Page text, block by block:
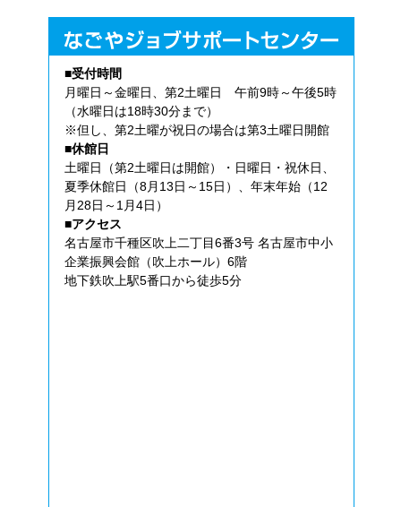
■受付時間
月曜日～金曜日、第2土曜日 午前9時～午後5時
（水曜日は18時30分まで）
※但し、第2土曜が祝日の場合は第3土曜日開館
■休館日
土曜日（第2土曜日は開館）・日曜日・祝休日、
夏季休館日（8月13日～15日）、年末年始（12
月28日～1月4日）
■アクセス
名古屋市千種区吹上二丁目6番3号 名古屋市中小
企業振興会館（吹上ホール）6階
地下鉄吹上駅5番口から徒歩5分